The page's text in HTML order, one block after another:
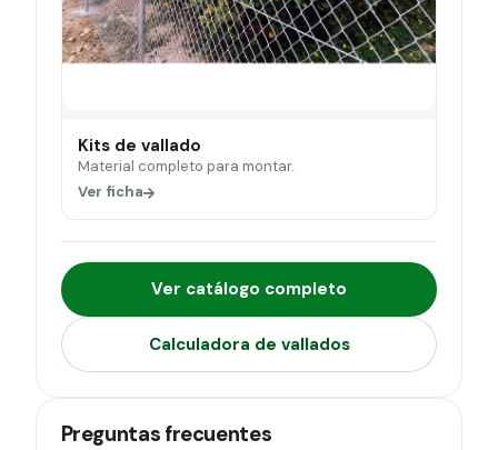
Kits de vallado
Material completo para montar.
Ver ficha
Ver catálogo completo
Calculadora de vallados
Preguntas frecuentes